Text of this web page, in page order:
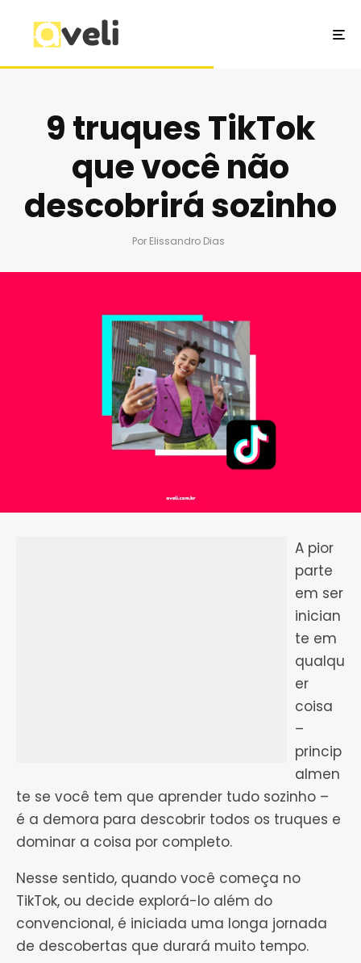
9 truques TikTok
que você não
descobrirá sozinho
Por Elissandro Dias
A pior
parte
em ser
inician
te em
qualqu
er
coisa
–
princip
almen
te se você tem que aprender tudo sozinho –
é a demora para descobrir todos os truques e
dominar a coisa por completo.
Nesse sentido, quando você começa no
TikTok, ou decide explorá-lo além do
convencional, é iniciada uma longa jornada
de descobertas que durará muito tempo.